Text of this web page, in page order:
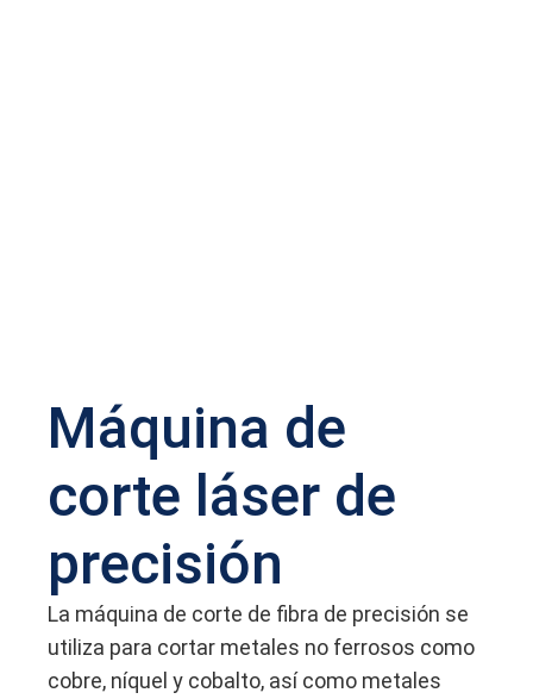
Máquina de
corte láser de
precisión
La máquina de corte de fibra de precisión se
utiliza para cortar metales no ferrosos como
cobre, níquel y cobalto, así como metales